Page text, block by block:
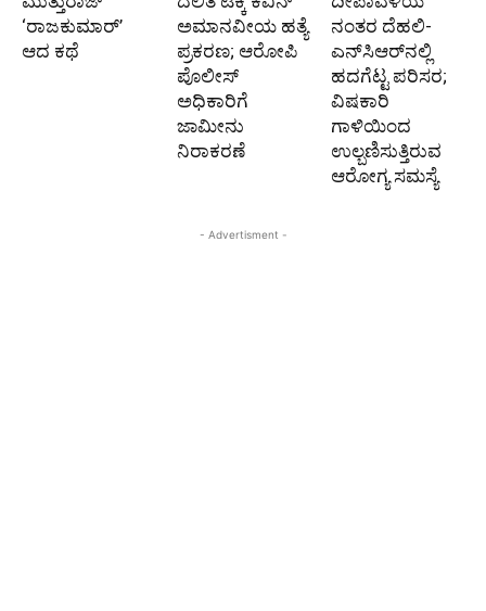
‘ರಾಜಕುಮಾರ್‍’
ಆದ ಕಥೆ
ಅಮಾನವೀಯ ಹತ್ಯೆ
ಪ್ರಕರಣ; ಆರೋಪಿ
ಪೊಲೀಸ್‌
ಅಧಿಕಾರಿಗೆ
ಜಾಮೀನು
ನಿರಾಕರಣೆ
ನಂತರ ದೆಹಲಿ-
ಎನ್‌ಸಿಆರ್‌ನಲ್ಲಿ
ಹದಗೆಟ್ಟ ಪರಿಸರ;
ವಿಷಕಾರಿ
ಗಾಳಿಯಿಂದ
ಉಲ್ಬಣಿಸುತ್ತಿರುವ
ಆರೋಗ್ಯ ಸಮಸ್ಯೆ
- Advertisment -